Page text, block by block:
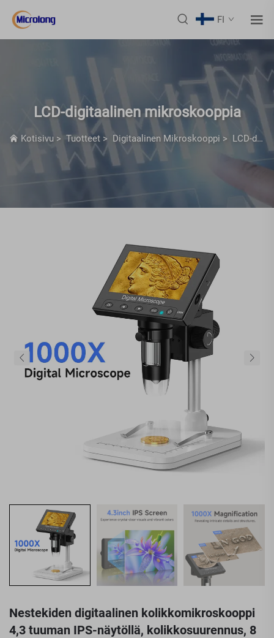
FI
LCD-digitaalinen mikroskooppia
Kotisivu > Tuotteet > Digitaalinen Mikroskooppi > LCD-digitaalinen mikroskooppia
Nestekiden digitaalinen kolikkomikroskooppi
4,3 tuuman IPS-näytöllä, kolikkosuurennus, 8